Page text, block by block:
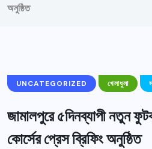
অনুষ্ঠিত
UNCATEGORIZED খেলাধুলা
জামালপুরে ৫দিনব্যাপী নতুন
কোর্সের প্রেস ব্রিফিং অনুষ্ঠিত